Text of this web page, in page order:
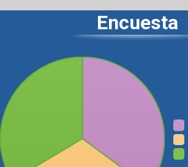
Encuesta